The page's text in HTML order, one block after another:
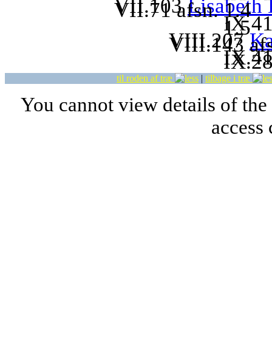
VII.103Lisabeth
VII.71 afsn. 1.4
1.5
VIII.207
VIII.143
til roden af træ | tilbage i træ
You cannot view details of